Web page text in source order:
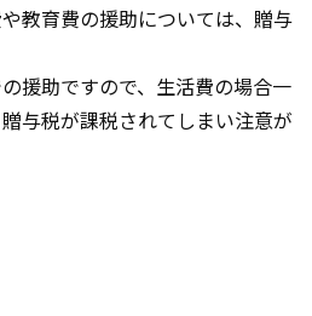
教育費の援助については、贈与
援助ですので、生活費の場合一
与税が課税されてしまい注意が